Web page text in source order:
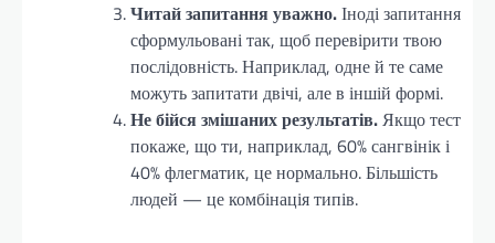
Читай запитання уважно.Іноді запитання
сформульовані так, щоб перевірити твою
послідовність. Наприклад, одне й те саме
можуть запитати двічі, але в іншій формі.
Не бійся змішаних результатів.Якщо тест
покаже, що ти, наприклад, 60% сангвінік і
40% флегматик, це нормально. Більшість
людей — це комбінація типів.